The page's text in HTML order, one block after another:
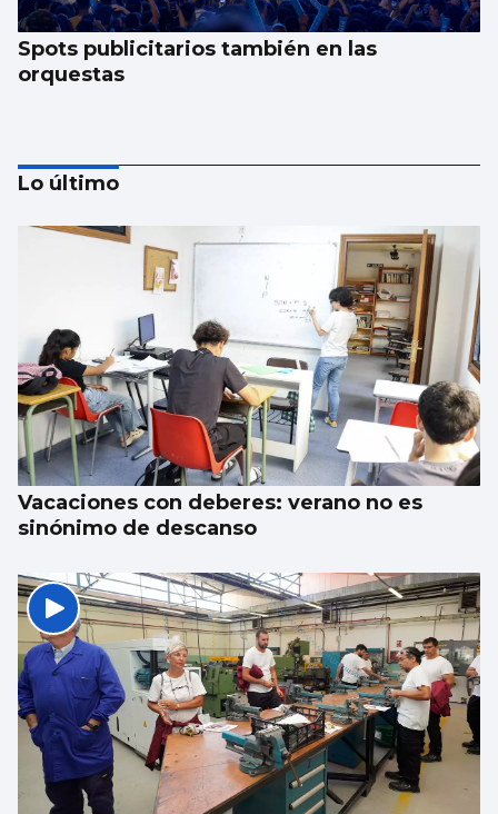
Spots publicitarios también en las
orquestas
SANIDAD
El deterioro de Primaria y el turismo
tensan las Urgencias
Lo último
Vacaciones con deberes: verano no es
sinónimo de descanso